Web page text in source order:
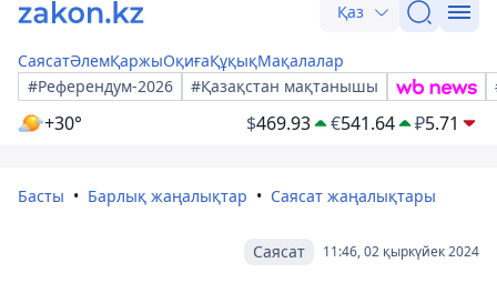
Қаз
СаясатӘлемҚаржыОқиғаҚұқықМақалалар
#Референдум-2026
#Қазақстан мақтанышы
+30° $469.93 €541.64 ₽5.71
Басты Барлық жаңалықтар Саясат жаңалықтары
11:46, 02 қыркүйек 2024
Саясат